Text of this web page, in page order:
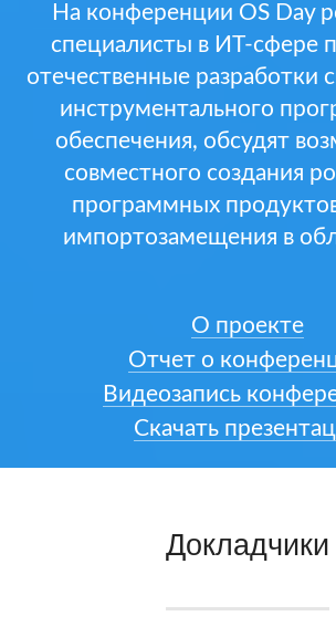
На конференции OS Day
специалисты в ИТ-сфере
отечественные разработки
инструментального
обеспечения, обсудят
совместного создания
программных
импортозамещения в
О проекте
Отчет о
Видеозапись
Скачать
Докладчики